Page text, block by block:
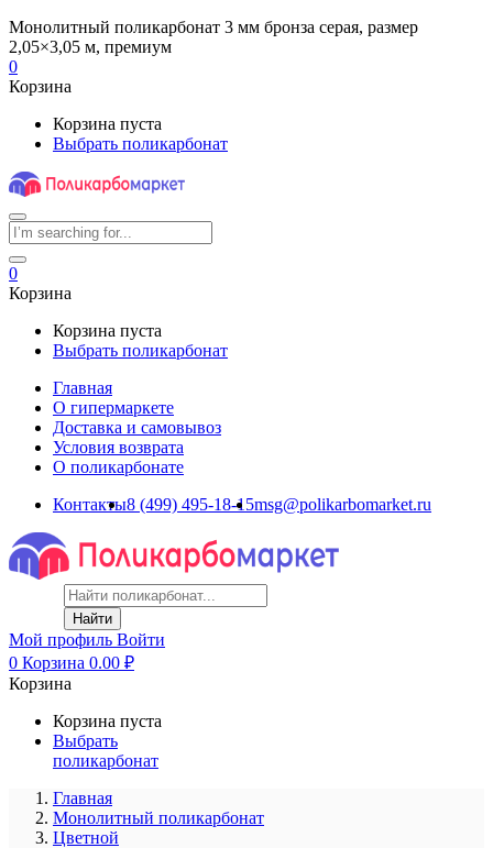
Монолитный поликарбонат 3 мм бронза серая, размер
2,05×3,05 м, премиум
0
Корзина
Корзина пуста
Выбрать поликарбонат
0
Корзина
Корзина пуста
Выбрать поликарбонат
Главная
О гипермаркете
Доставка и самовывоз
Условия возврата
О поликарбонате
Контакты8 (499) 495-18-15msg@polikarbomarket.ru
Найти
Мой профиль Войти
0 Корзина 0.00 ₽
Корзина
Корзина пуста
Выбрать
поликарбонат
Главная
Монолитный поликарбонат
Цветной